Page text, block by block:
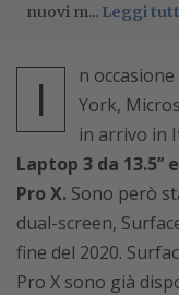
nuovi m... Leggi
I
n
York,
in arrivo in
Laptop 3 da 13.5’’
Pro X. Sono però
dual-screen,
fine del 2020.
Pro X sono già